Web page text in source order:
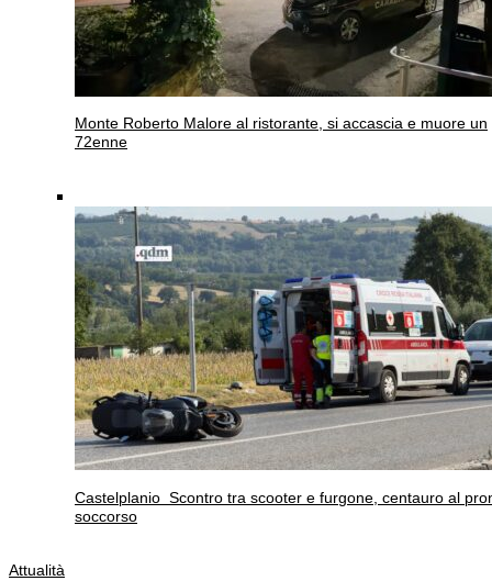
Monte Roberto Malore al ristorante, si accascia e muore un
72enne
Castelplanio Scontro tra scooter e furgone, centauro al
soccorso
Attualità